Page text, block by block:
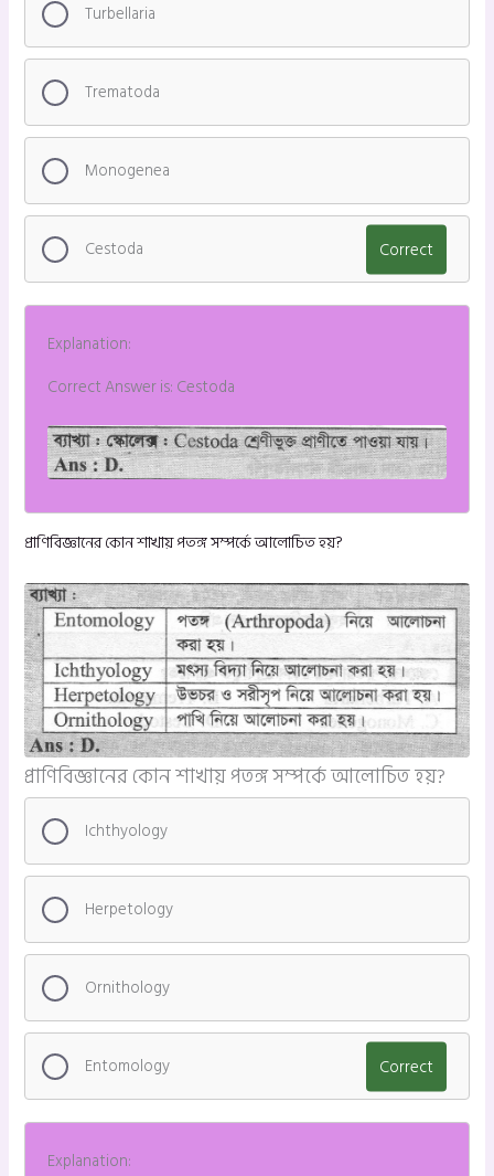
Turbellaria
Trematoda
Monogenea
Cestoda Correct
Explanation:
Correct Answer is: Cestoda
প্রাণিবিজ্ঞানের কোন শাখায় পতঙ্গ সম্পর্কে আলোচিত হয়?
প্রাণিবিজ্ঞানের কোন শাখায় পতঙ্গ সম্পর্কে আলোচিত হয়?
Ichthyology
Herpetology
Ornithology
Entomology Correct
Explanation: